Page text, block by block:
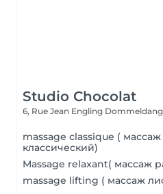
Studio Chocolat
6, Rue Jean Engling
massage classique ( массаж
классический)
Massage relaxant( массаж
massage lifting ( массаж